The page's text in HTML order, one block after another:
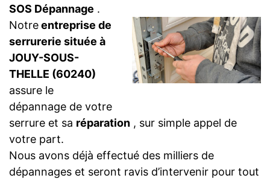
SOS Dépannage .
Notreentreprise de
serrurerie située à
JOUY-SOUS-
THELLE (60240)
assure le
dépannage de votre
serrure et sa réparation , sur simple appel de
votre part.
Nous avons déjà effectué des milliers de
dépannages et seront ravis d’intervenir pour tout